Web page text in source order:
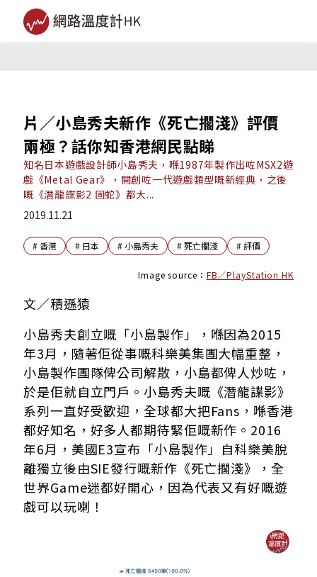
片／小島秀夫新作《死亡擱淺》評價
兩極？話你知香港網民點睇
知名日本遊戲設計師小島秀夫，喺1987年製作出咗MSX2遊
戲《Metal Gear》，開創咗一代遊戲類型嘅新經典，之後
嘅《潛龍諜影2 固蛇》都大...
2019.11.21
# 香港 # 日本 # 小島秀夫 #死亡擱淺 #評價
Image source： FB／PlayStation HK
文／積遜猿
小島秀夫創立嘅「小島製作」，喺因為2015
年3月，隨著佢從事嘅科樂美集團大幅重整，
小島製作團隊俾公司解散，小島都俾人炒咗，
於是佢就自立門戶。小島秀夫嘅《潛龍諜影》
系列一直好受歡迎，全球都大把Fans，喺香港
都好知名，好多人都期待緊佢嘅新作。2016
年6月，美國E3宣布「小島製作」自科樂美脫
離獨立後由SIE發行嘅新作《死亡擱淺》，全
世界Game迷都好開心，因為代表又有好嘅遊
戲可以玩喇！